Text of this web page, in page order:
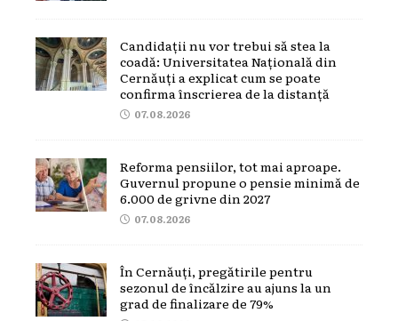
Candidații nu vor trebui să stea la
coadă: Universitatea Națională din
Cernăuți a explicat cum se poate
confirma înscrierea de la distanță
07.08.2026
Reforma pensiilor, tot mai aproape.
Guvernul propune o pensie minimă de
6.000 de grivne din 2027
07.08.2026
În Cernăuți, pregătirile pentru
sezonul de încălzire au ajuns la un
grad de finalizare de 79%